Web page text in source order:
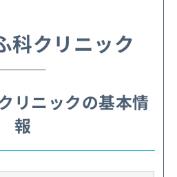
科クリニック
リニックの基本情
報